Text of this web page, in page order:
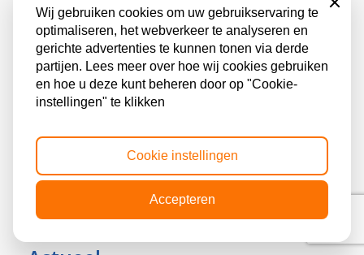
Praktische informatie
Inschrijfprocedure
Algemene voorwaarden
Privacy Statement
Forsa Advies & TOPdesk
Wij gebruiken cookies om uw gebruikservaring te
optimaliseren, het webverkeer te analyseren en
gerichte advertenties te kunnen tonen via derde
partijen. Lees meer over hoe wij cookies gebruiken
en hoe u deze kunt beheren door op "Cookie-
instellingen" te klikken
Sluiten
Cookie instellingen
Accepteren